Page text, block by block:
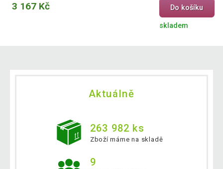
3 167 Kč Do košíku
skladem
Aktuálně
263 982 ks
Zboží máme na skladě
9